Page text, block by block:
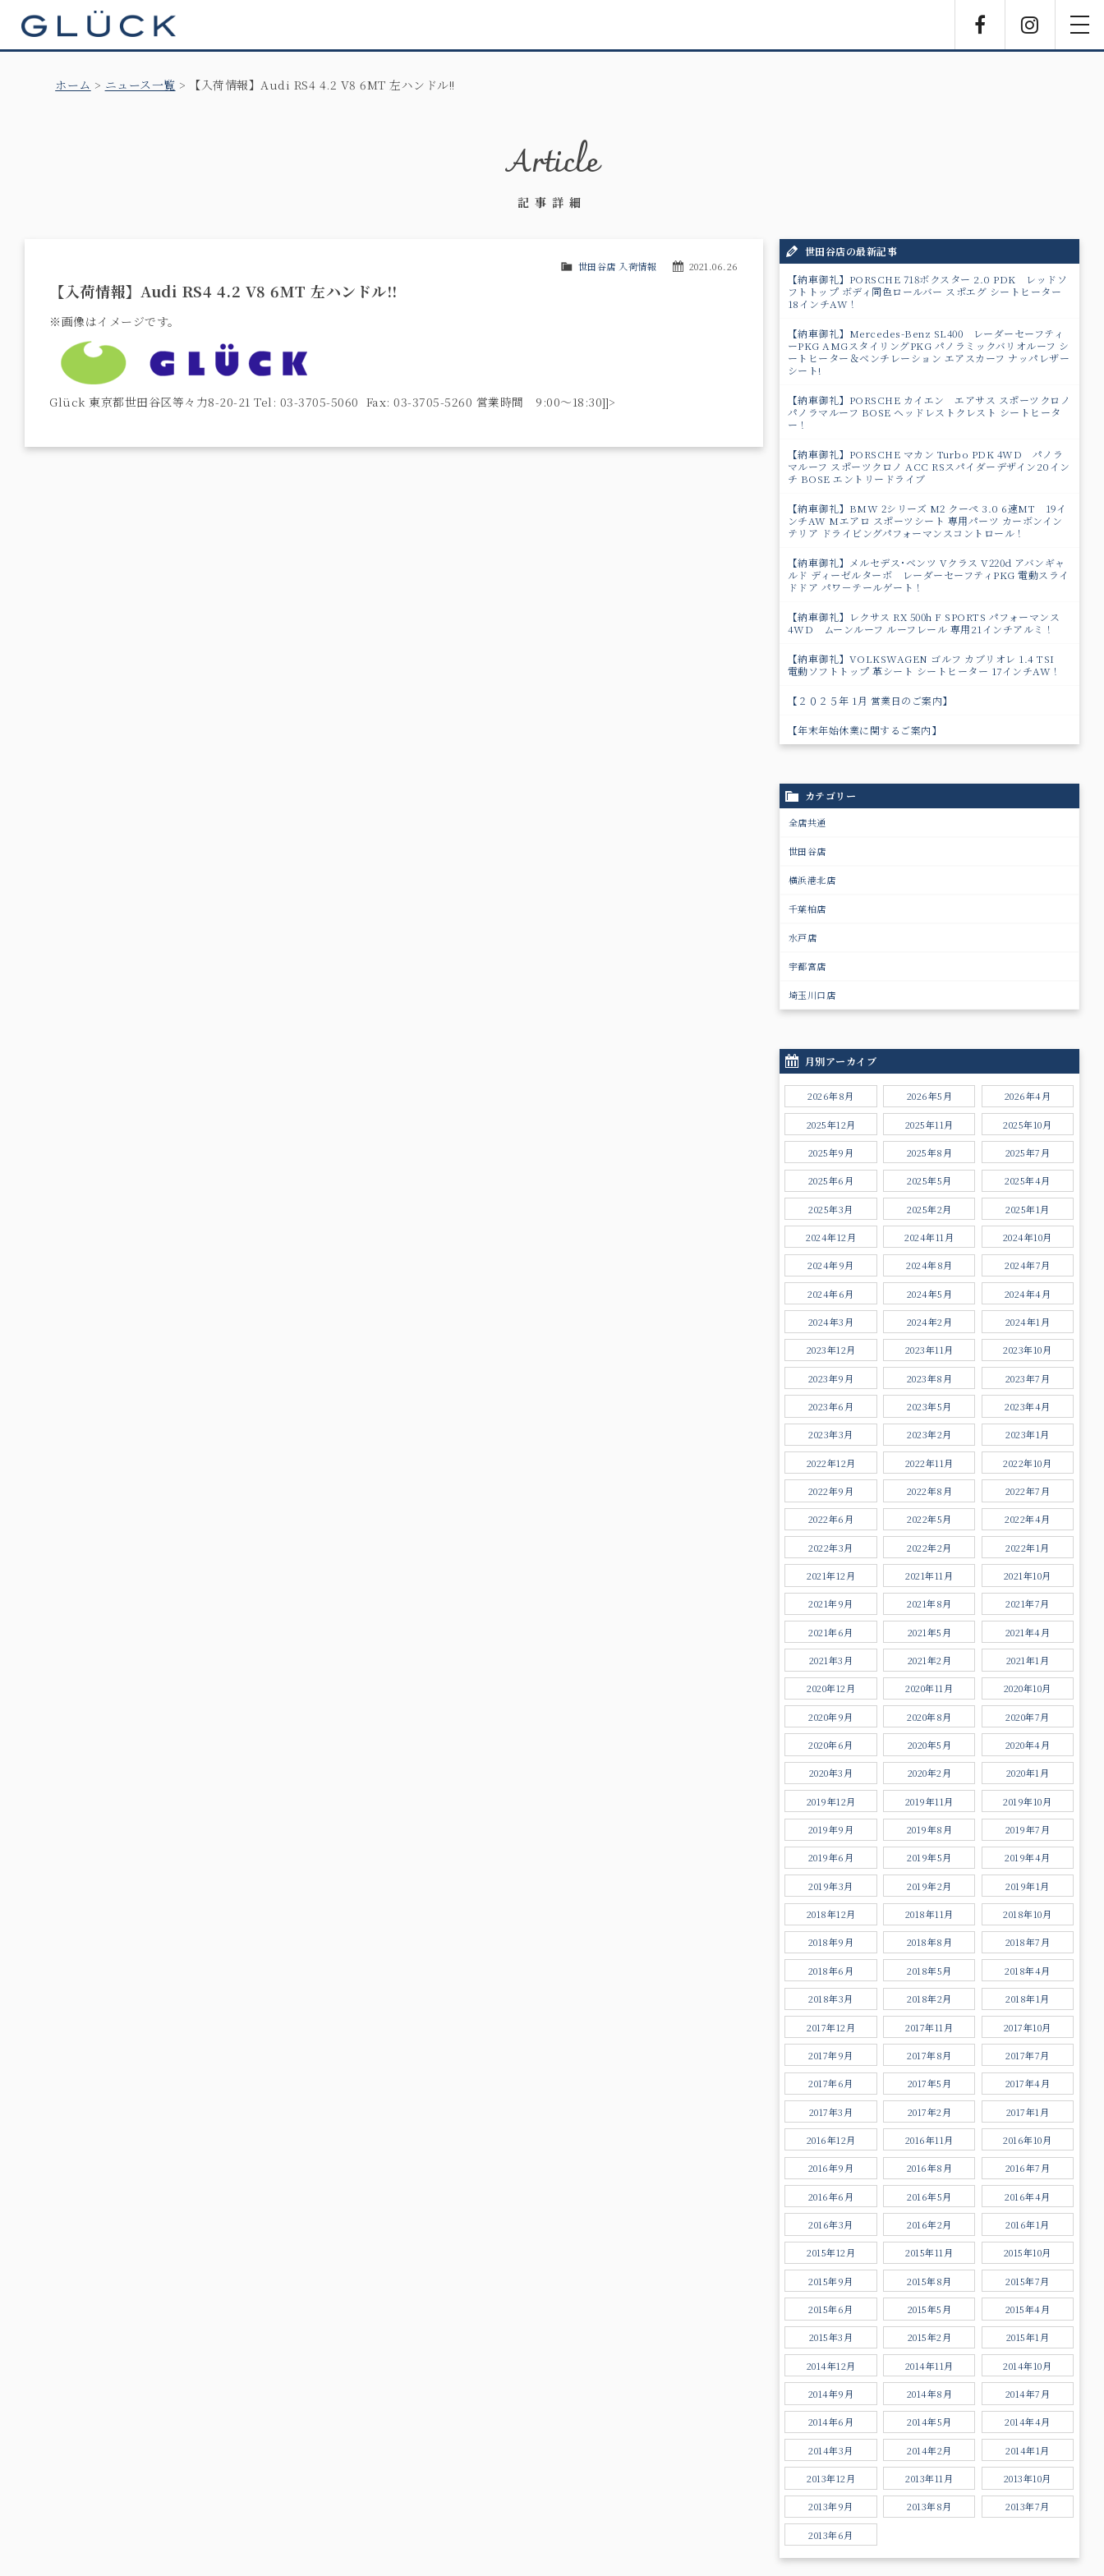
ホーム ニュース一覧 【入荷情報】Audi RS4 4.2 V8 6MT 左ハンドル!!
Article
記事詳細
2021.06.26
世田谷店 入荷情報
【入荷情報】Audi RS4 4.2 V8 6MT 左ハンドル!!
※画像はイメージです。
Glück 東京都世田谷区等々力8-20-21 Tel: 03-3705-5060 Fax: 03-3705-5260 営業時間 9:00〜18:30]]>
世田谷店の最新記事
【納車御礼】PORSCHE 718ボクスター 2.0 PDK レッドソ
フトトップ ボディ同色ロールバー スポエグ シートヒーター
18インチAW！
【納車御礼】Mercedes-Benz SL400 レーダーセーフティ
ーPKG AMGスタイリングPKG パノラミックバリオルーフ シ
ートヒーター＆ベンチレーション エアスカーフ ナッパレザー
シート!
【納車御礼】PORSCHE カイエン エアサス スポーツクロノ
パノラマルーフ BOSE ヘッドレストクレスト シートヒータ
ー！
【納車御礼】PORSCHE マカン Turbo PDK 4WD パノラ
マルーフ スポーツクロノ ACC RSスパイダーデザイン20イン
チ BOSE エントリードライブ
【納車御礼】BMW 2シリーズ M2 クーペ 3.0 6速MT 19イ
ンチAW Mエアロ スポーツシート 専用パーツ カーボンイン
テリア ドライビングパフォーマンスコントロール！
【納車御礼】メルセデス･ベンツ Vクラス V220d アバンギャ
ルド ディーゼルターボ レーダーセーフティPKG 電動スライ
ドドア パワ－テールゲート！
【納車御礼】レクサス RX 500h F SPORTS パフォーマンス
4WD ムーンルーフ ルーフレール 専用21インチアルミ！
【納車御礼】VOLKSWAGEN ゴルフ カブリオレ 1.4 TSI
電動ソフトトップ 革シート シートヒーター 17インチAW！
【２０２５年 1月 営業日のご案内】
【年末年始休業に関するご案内】
カテゴリー
全店共通
世田谷店
横浜港北店
千葉柏店
水戸店
宇都宮店
埼玉川口店
月別アーカイブ
2026年8月 2026年5月 2026年4月
2025年12月 2025年11月 2025年10月
2025年9月 2025年8月 2025年7月
2025年6月 2025年5月 2025年4月
2025年3月 2025年2月 2025年1月
2024年12月 2024年11月 2024年10月
2024年9月 2024年8月 2024年7月
2024年6月 2024年5月 2024年4月
2024年3月 2024年2月 2024年1月
2023年12月 2023年11月 2023年10月
2023年9月 2023年8月 2023年7月
2023年6月 2023年5月 2023年4月
2023年3月 2023年2月 2023年1月
2022年12月 2022年11月 2022年10月
2022年9月 2022年8月 2022年7月
2022年6月 2022年5月 2022年4月
2022年3月 2022年2月 2022年1月
2021年12月 2021年11月 2021年10月
2021年9月 2021年8月 2021年7月
2021年6月 2021年5月 2021年4月
2021年3月 2021年2月 2021年1月
2020年12月 2020年11月 2020年10月
2020年9月 2020年8月 2020年7月
2020年6月 2020年5月 2020年4月
2020年3月 2020年2月 2020年1月
2019年12月 2019年11月 2019年10月
2019年9月 2019年8月 2019年7月
2019年6月 2019年5月 2019年4月
2019年3月 2019年2月 2019年1月
2018年12月 2018年11月 2018年10月
2018年9月 2018年8月 2018年7月
2018年6月 2018年5月 2018年4月
2018年3月 2018年2月 2018年1月
2017年12月 2017年11月 2017年10月
2017年9月 2017年8月 2017年7月
2017年6月 2017年5月 2017年4月
2017年3月 2017年2月 2017年1月
2016年12月 2016年11月 2016年10月
2016年9月 2016年8月 2016年7月
2016年6月 2016年5月 2016年4月
2016年3月 2016年2月 2016年1月
2015年12月 2015年11月 2015年10月
2015年9月 2015年8月 2015年7月
2015年6月 2015年5月 2015年4月
2015年3月 2015年2月 2015年1月
2014年12月 2014年11月 2014年10月
2014年9月 2014年8月 2014年7月
2014年6月 2014年5月 2014年4月
2014年3月 2014年2月 2014年1月
2013年12月 2013年11月 2013年10月
2013年9月 2013年8月 2013年7月
2013年6月